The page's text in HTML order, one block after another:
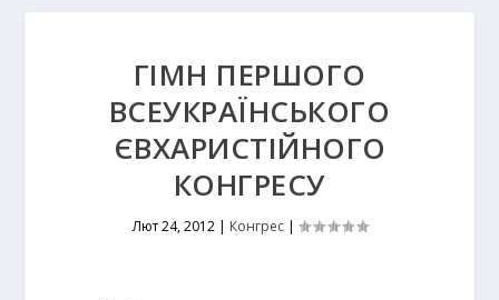
ГІМН ПЕРШОГО
ВСЕУКРАЇНСЬКОГО
ЄВХАРИСТІЙНОГО
КОНГРЕСУ
Лют 24, 2012| Конгрес|